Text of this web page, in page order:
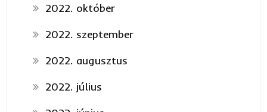
2022. október
2022. szeptember
2022. augusztus
2022. július